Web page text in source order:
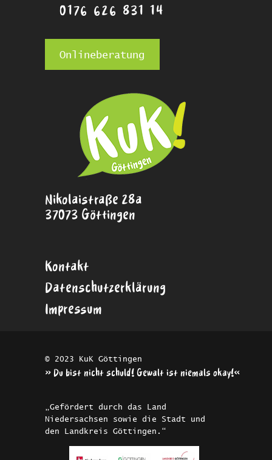
0176 626 831 14
Onlineberatung
Nikolaistraße 28a
37073 Göttingen
Kontakt
Datenschutzerklärung
Impressum
© 2023 KuK Göttingen
»Du bist nicht schuld! Gewalt ist niemals okay!«
„Gefördert durch das Land
Niedersachsen sowie die Stadt und
den Landkreis Göttingen.“